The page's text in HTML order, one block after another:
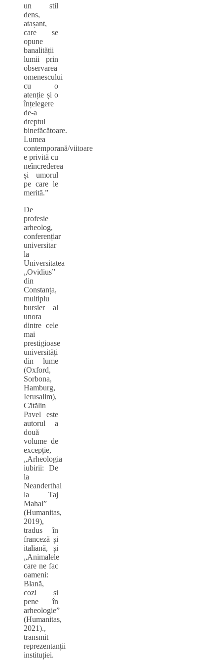
un stil
dens,
atașant,
care se
opune
banalității
lumii prin
observarea
omenescului
cu o
atenție și o
înțelegere
de-a
dreptul
binefăcătoare.
Lumea
contemporană/viitoare
e privită cu
neîncrederea
și umorul
pe care le
merită.”
De
profesie
arheolog,
conferențiar
universitar
la
Universitatea
„Ovidius”
din
Constanța,
multiplu
bursier al
unora
dintre cele
mai
prestigioase
universități
din lume
(Oxford,
Sorbona,
Hamburg,
Ierusalim),
Cătălin
Pavel este
autorul a
două
volume de
excepție,
„Arheologia
iubirii: De
la
Neanderthal
la Taj
Mahal”
(Humanitas,
2019),
tradus în
franceză și
italiană, și
„Animalele
care ne fac
oameni:
Blană,
cozi și
pene în
arheologie”
(Humanitas,
2021).,
transmit
reprezentanții
instituției.